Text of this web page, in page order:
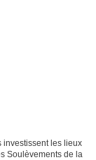
investissent les lieux
Soulèvements de la